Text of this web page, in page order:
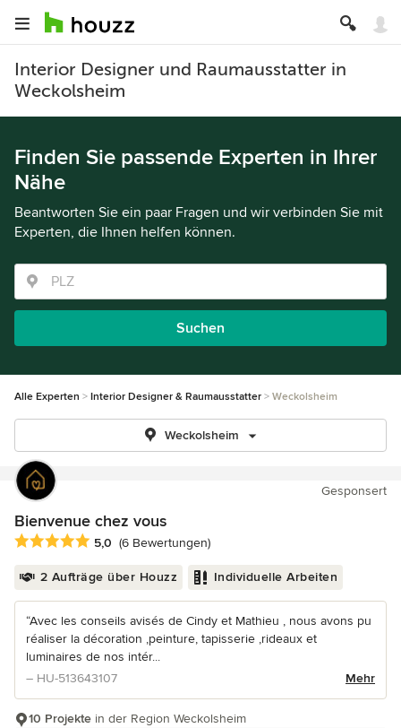
Interior Designer und Raumausstatter in
Weckolsheim
Finden Sie passende Experten in Ihrer
Nähe
Beantworten Sie ein paar Fragen und wir verbinden Sie mit
Experten, die Ihnen helfen können.
Suchen
Alle Experten Interior Designer & Raumausstatter Weckolsheim
Weckolsheim
Gesponsert
Bienvenue chez vous
Durchschnittliche Bewertung: 5 von 5 Sternen
5,0 (6 Bewertungen)
2 Aufträge über Houzz Individuelle Arbeiten
“Avec les conseils avisés de Cindy et Mathieu , nous avons pu
réaliser la décoration ,peinture, tapisserie ,rideaux et
luminaires de nos intér...
– HU-513643107
Mehr
10 Projekte in der Region Weckolsheim